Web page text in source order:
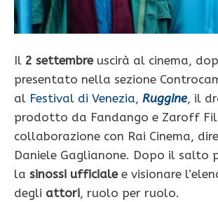
Il 2 settembreuscirà al cinema,
presentato nella sezione
al Festival di Venezia, Ruggine, il
prodotto da Fandango e Zaroff
collaborazione con Rai Cinema,
Daniele Gaglianone. Dopo il salto
la sinossi ufficialee visionare
degli attori, ruolo per ruolo.